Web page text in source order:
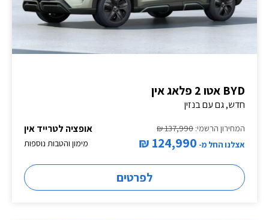
BYD אטו 2 פלאג אין
חדש, גם עם בנזין
אופציה לטרייד אין
המחירון הרשמי: 137,990 ₪
מימון והטבות נוספות
אצלנו החל מ- 124,990 ₪
לפרטים